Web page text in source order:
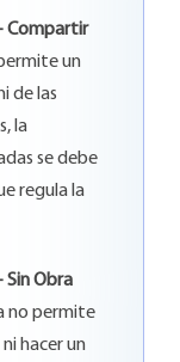
Compartir
un
de las
la
se debe
regula la
Sin Obra
no permite
hacer un